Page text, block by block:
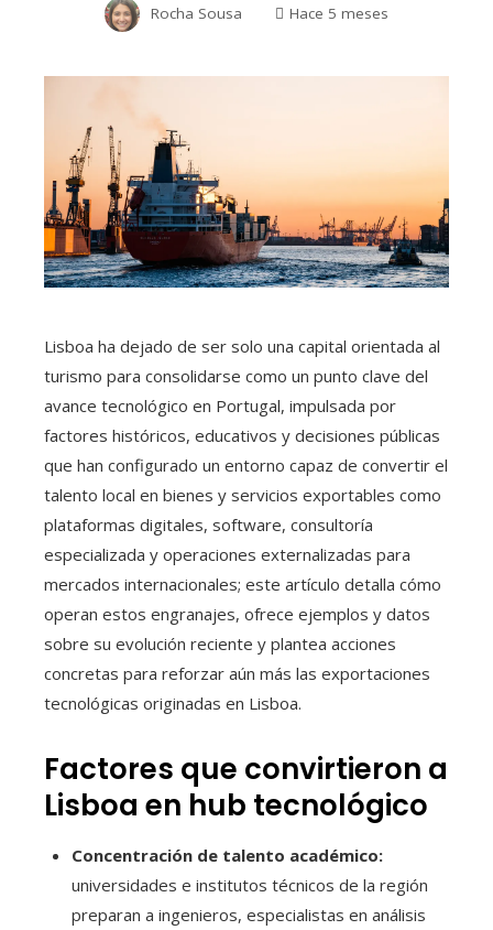
Rocha Sousa Hace 5 meses
Lisboa ha dejado de ser solo una capital orientada al
turismo para consolidarse como un punto clave del
avance tecnológico en Portugal, impulsada por
factores históricos, educativos y decisiones públicas
que han configurado un entorno capaz de convertir el
talento local en bienes y servicios exportables como
plataformas digitales, software, consultoría
especializada y operaciones externalizadas para
mercados internacionales; este artículo detalla cómo
operan estos engranajes, ofrece ejemplos y datos
sobre su evolución reciente y plantea acciones
concretas para reforzar aún más las exportaciones
tecnológicas originadas en Lisboa.
Factores que convirtieron a
Lisboa en hub tecnológico
Concentración de talento académico:
universidades e institutos técnicos de la región
preparan a ingenieros, especialistas en análisis